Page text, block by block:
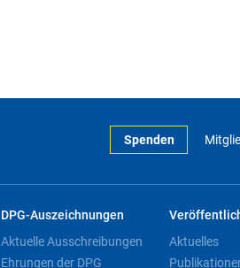
Spenden
DPG-Auszeichnungen
Aktuelle Ausschreibungen
Ehrungen der DPG
Aktuelles